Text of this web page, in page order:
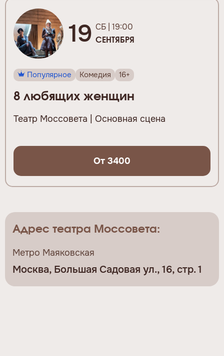
19 СБ | 19:00
СЕНТЯБРЯ
Популярное Комедия 16+
8 любящих женщин
Театр Моссовета | Основная сцена
От 3400
Адрес театра Моссовета:
Метро Маяковская
Москва, Большая Садовая ул., 16, стр. 1